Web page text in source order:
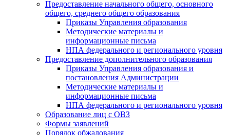
Предоставление начального общего, основного
общего, среднего общего образования
Приказы Управления образования
Методические материалы и
информационные письма
НПА федерального и регионального уровня
Предоставление дополнительного образования
Приказы Управления образования и
постановления Администрации
Методические материалы и
информационные письма
НПА федерального и регионального уровня
Образование лиц с ОВЗ
Формы заявлений
Порядок обжалования